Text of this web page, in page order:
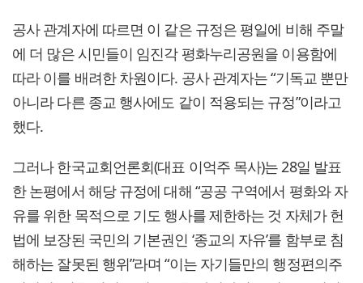
공사 관계자에 따르면 이 같은 규정은 평일에 비해 주말
에 더 많은 시민들이 임진각 평화누리공원을 이용함에
따라 이를 배려한 차원이다. 공사 관계자는 “기독교 뿐만
아니라 다른 종교 행사에도 같이 적용되는 규정”이라고
했다.
그러나 한국교회언론회(대표 이억주 목사)는 28일 발표
한 논평에서 해당 규정에 대해 “공공 구역에서 평화와 자
유를 위한 목적으로 기도 행사를 제한하는 것 자체가 헌
법에 보장된 국민의 기본권인 ‘종교의 자유’를 함부로 침
해하는 잘못된 행위”라며 “이는 자기들만의 행정편의주